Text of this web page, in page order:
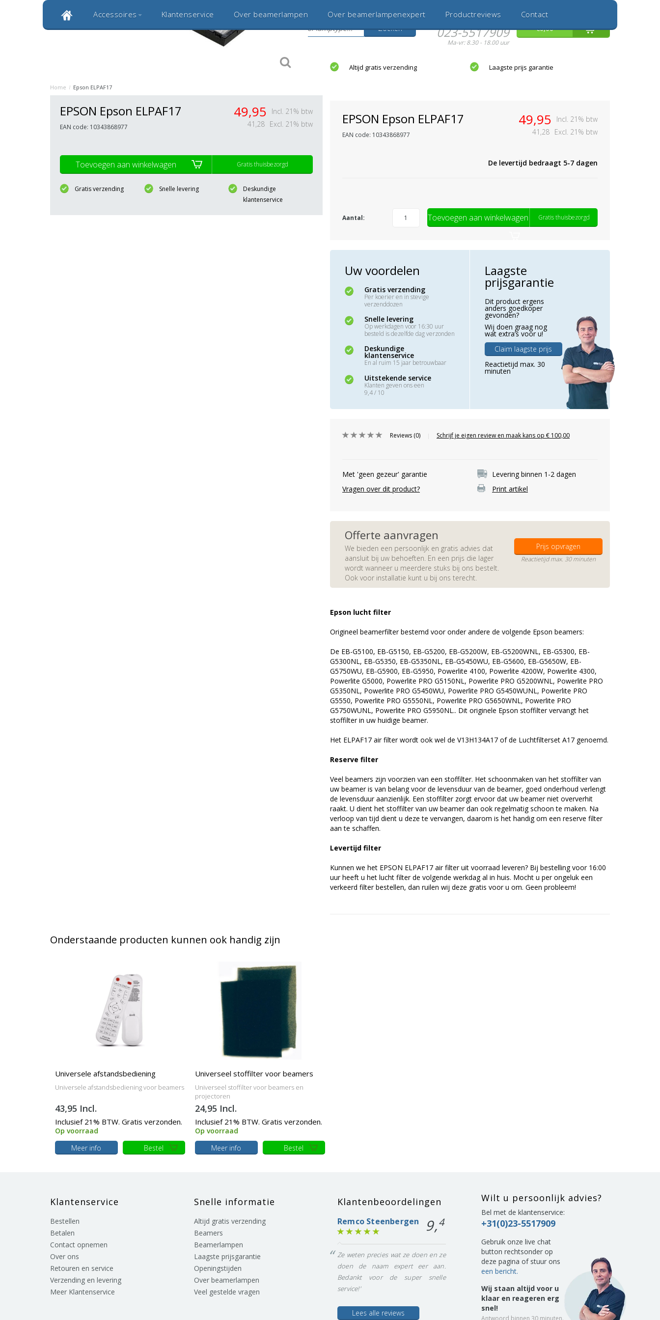
Inloggen
Klantbeoordeling 9,0
Bekijk alle 1000+ reviews
Zoeken
Hulp nodig?
023-5517909
Ma-vr: 8.30 - 18.00 uur
€0,00
Accessoires Klantenservice Over beamerlampen Over beamerlampenexpert Productreviews Contact
20 jaar betrouwbaar en ervaren Altijd gratis verzending Laagste prijs garantie
Home / Epson ELPAF17
EPSON Epson ELPAF17
EAN code: 10343868977
49,95
Incl. 21% btw
41,28 Excl. 21% btw
Toevoegen aan winkelwagen Gratis thuisbezorgd
Gratis verzending Snelle levering
Deskundige
klantenservice
EPSON Epson ELPAF17
EAN code: 10343868977
49,95
Incl. 21% btw
41,28 Excl. 21% btw
De levertijd bedraagt 5-7 dagen
Aantal: Toevoegen aan winkelwagen Gratis thuisbezorgd
Uw voordelen
Gratis verzending
Per koerier en in stevige
verzenddozen
Snelle levering
Op werkdagen voor 16:30 uur
besteld is dezelfde dag verzonden
Deskundige
klantenservice
En al ruim 15 jaar betrouwbaar
Uitstekende service
Klanten geven ons een
9,4 / 10
Laagste
prijsgarantie
Dit product ergens
anders goedkoper
gevonden?
Wij doen graag nog
wat extra’s voor u!
Claim laagste prijs
Reactietijd max. 30
minuten
Reviews (0) Schrijf je eigen review en maak kans op € 100,00
Met 'geen gezeur' garantie
Levering binnen 1-2 dagen
Vragen over dit product?
Print artikel
Offerte aanvragen
We bieden een persoonlijk en gratis advies dat
aansluit bij uw behoeften. En een prijs die lager
wordt wanneer u meerdere stuks bij ons bestelt.
Ook voor installatie kunt u bij ons terecht.
Prijs opvragen
Reactietijd max. 30 minuten
Epson lucht filter
Origineel beamerfilter bestemd voor onder andere de volgende Epson beamers:
De EB-G5100, EB-G5150, EB-G5200, EB-G5200W, EB-G5200WNL, EB-G5300, EB-
G5300NL, EB-G5350, EB-G5350NL, EB-G5450WU, EB-G5600, EB-G5650W, EB-
G5750WU, EB-G5900, EB-G5950, Powerlite 4100, Powerlite 4200W, Powerlite 4300,
Powerlite G5000, Powerlite PRO G5150NL, Powerlite PRO G5200WNL, Powerlite PRO
G5350NL, Powerlite PRO G5450WU, Powerlite PRO G5450WUNL, Powerlite PRO
G5550, Powerlite PRO G5550NL, Powerlite PRO G5650WNL, Powerlite PRO
G5750WUNL, Powerlite PRO G5950NL.. Dit originele Epson stoffilter vervangt het
stoffilter in uw huidige beamer.
Het ELPAF17 air filter wordt ook wel de V13H134A17 of de Luchtfilterset A17 genoemd.
Reserve filter
Veel beamers zijn voorzien van een stoffilter. Het schoonmaken van het stoffilter van
uw beamer is van belang voor de levensduur van de beamer, goed onderhoud verlengt
de levensduur aanzienlijk. Een stoffilter zorgt ervoor dat uw beamer niet oververhit
raakt. U dient het stoffilter van uw beamer dan ook regelmatig schoon te maken. Na
verloop van tijd dient u deze te vervangen, daarom is het handig om een reserve filter
aan te schaffen.
Levertijd filter
Kunnen we het EPSON ELPAF17 air filter uit voorraad leveren? Bij bestelling voor 16:00
uur heeft u het lucht filter de volgende werkdag al in huis. Mocht u per ongeluk een
verkeerd filter bestellen, dan ruilen wij deze gratis voor u om. Geen probleem!
Onderstaande producten kunnen ook handig zijn
Universele afstandsbediening
Universele afstandsbediening voor beamers
43,95 Incl.
Inclusief 21% BTW. Gratis verzonden.
Op voorraad
Meer info
Bestel
Universeel stoffilter voor beamers
Universeel stoffilter voor beamers en
projectoren
24,95 Incl.
Inclusief 21% BTW. Gratis verzonden.
Op voorraad
Meer info
Bestel
Klantenservice
Bestellen
Betalen
Contact opnemen
Over ons
Retouren en service
Verzending en levering
Meer Klantenservice
Snelle informatie
Altijd gratis verzending
Beamers
Beamerlampen
Laagste prijsgarantie
Openingstijden
Over beamerlampen
Veel gestelde vragen
Klantenbeoordelingen
Remco Steenbergen 9,4
Ze weten precies wat ze doen en ze
doen de naam expert eer aan.
Bedankt voor de super snelle
service!'
Lees alle reviews
Wilt u persoonlijk advies?
Bel met de klantenservice:
+31(0)23-5517909
Gebruik onze live chat
button rechtsonder op
deze pagina of stuur ons
een bericht.
Wij staan altijd voor u
klaar en reageren erg
snel!
Antwoord binnen 30 minuten.